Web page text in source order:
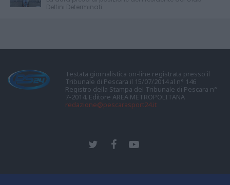
Delfini Determinati
Testata giornalistica on-line registrata presso il
Tribunale di Pescara il 15/07/2014 al n° 146
Registro della Stampa del Tribunale di Pescara n°
7-2014. Editore AREA METROPOLITANA
redazione@pescarasport24.it